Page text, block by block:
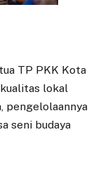
TP PKK Kota
lokal
pengelolaannya
seni budaya